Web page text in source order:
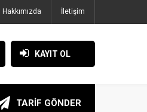
Hakkımızda İletişim
KAYIT OL
TARİF GÖNDER